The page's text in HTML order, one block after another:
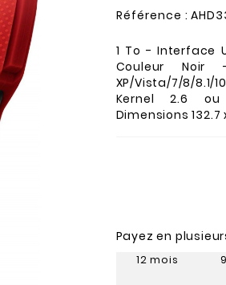
Référence :
1 To - Interface
Couleur Noir
XP/Vista/7/8/8.1/
Kernel 2.6
Dimensions
Payez en
12 mois